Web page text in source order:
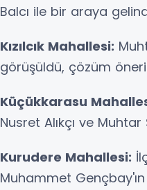
Balcı ile bir araya
Kızılcık Mahallesi:
görüşüldü, çözüm
Küçükkarasu
Nusret Alıkçı ve
Kurudere Mahallesi:
Muhammet